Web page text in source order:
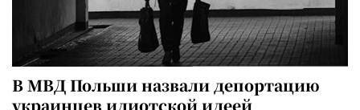
В МВД Польши назвали депортацию
украинцев идиотской идеей